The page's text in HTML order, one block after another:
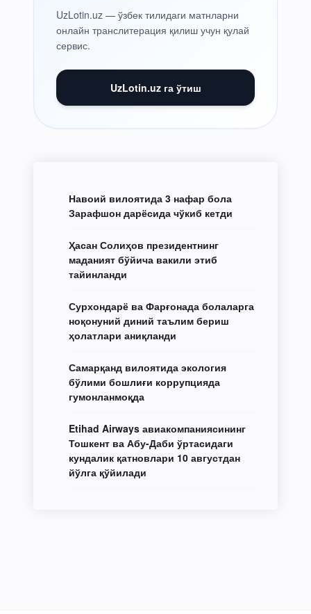
UzLotin.uz — ўзбек тилидаги матнларни
онлайн транслитерация қилиш учун қулай
сервис.
UzLotin.uz га ўтиш
Навоий вилоятида 3 нафар бола
Зарафшон дарёсида чўкиб кетди
Ҳасан Солиҳов президентнинг
маданият бўйича вакили этиб
тайинланди
Сурхондарё ва Фарғонада болаларга
ноқонуний диний таълим бериш
ҳолатлари аниқланди
Самарқанд вилоятида экология
бўлими бошлиғи коррупцияда
гумонланмоқда
Etihad Airways авиакомпаниясининг
Тошкент ва Абу-Даби ўртасидаги
кундалик қатновлари 10 августдан
йўлга қўйилади